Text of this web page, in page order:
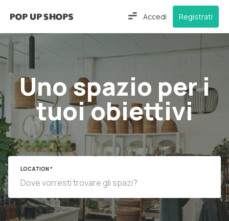
Accedi Registrati
Uno spazio per i
tuoi obiettivi
LOCATION *